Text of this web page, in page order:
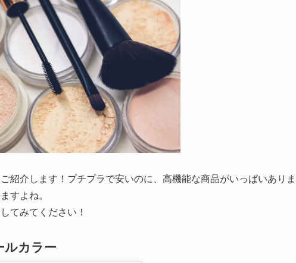
紹介します！プチプラで安いのに、高機能な商品がいっぱいありま
すよね。
てみてください！
カラー